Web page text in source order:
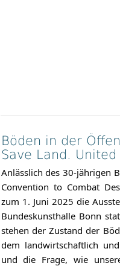
Böden in der
Save Land. United
Anlässlich des 30-jährigen
Convention to Combat
zum 1. Juni 2025 die
Bundeskunsthalle Bonn
stehen der Zustand der
dem landwirtschaftlich
und die Frage, wie